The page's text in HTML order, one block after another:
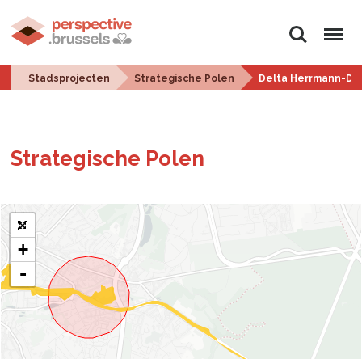
Zoeken Menu
Stadsprojecten Strategische Polen Delta Herrmann-
Stra­te­gi­sche Polen
+
-